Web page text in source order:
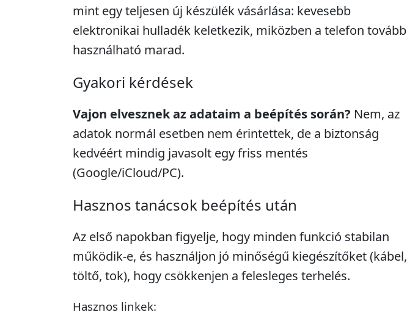
mint egy teljesen új készülék vásárlása: kevesebb
elektronikai hulladék keletkezik, miközben a telefon tovább
használható marad.
Gyakori kérdések
Vajon elvesznek az adataim a beépítés során? Nem, az
adatok normál esetben nem érintettek, de a biztonság
kedvéért mindig javasolt egy friss mentés
(Google/iCloud/PC).
Hasznos tanácsok beépítés után
Az első napokban figyelje, hogy minden funkció stabilan
működik-e, és használjon jó minőségű kiegészítőket (kábel,
töltő, tok), hogy csökkenjen a felesleges terhelés.
Hasznos linkek: